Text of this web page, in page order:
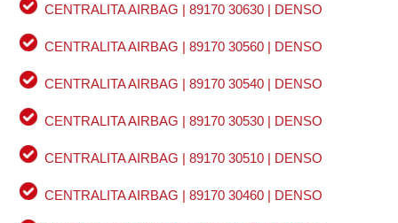
CENTRALITA AIRBAG | 89170 30630 | DENSO
CENTRALITA AIRBAG | 89170 30560 | DENSO
CENTRALITA AIRBAG | 89170 30540 | DENSO
CENTRALITA AIRBAG | 89170 30530 | DENSO
CENTRALITA AIRBAG | 89170 30510 | DENSO
CENTRALITA AIRBAG | 89170 30460 | DENSO